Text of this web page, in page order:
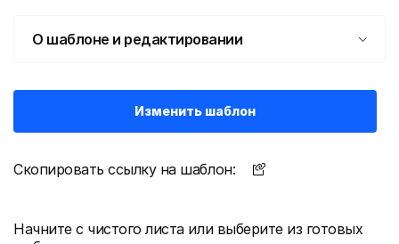
О шаблоне и редактировании
Изменить шаблон
Скопировать ссылку на шаблон:
Начните с чистого листа или выберите из готовых